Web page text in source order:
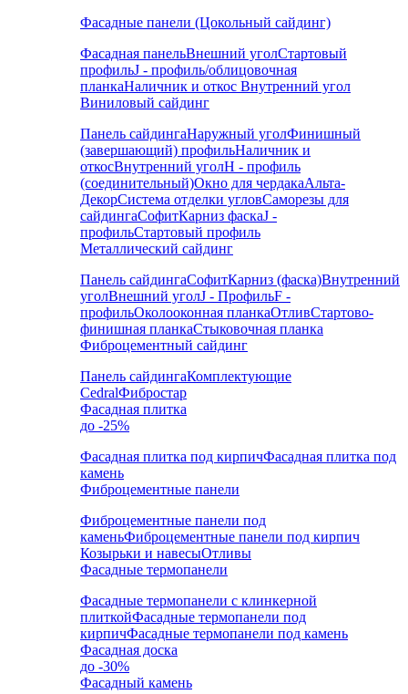
Фасадные панели (Цокольный сайдинг)
Фасадная панельВнешний уголСтартовый
профильJ - профиль/облицовочная
планкаНаличник и откос Внутренний угол
Виниловый сайдинг
Панель сайдингаНаружный уголФинишный
(завершающий) профильНаличник и
откосВнутренний уголH - профиль
(соединительный)Окно для чердакаАльта-
ДекорСистема отделки угловСаморезы для
сайдингаСофитКарниз фаскаJ -
профильСтартовый профиль
Металлический сайдинг
Панель сайдингаСофитКарниз (фаска)Внутренний
уголВнешний уголJ - ПрофильF -
профильОколооконная планкаОтливСтартово-
финишная планкаСтыковочная планка
Фиброцементный сайдинг
Панель сайдингаКомплектующие
CedralФибростар
Фасадная плитка
до -25%
Фасадная плитка под кирпичФасадная плитка под
камень
Фиброцементные панели
Фиброцементные панели под
каменьФиброцементные панели под кирпич
Козырьки и навесыОтливы
Фасадные термопанели
Фасадные термопанели с клинкерной
плиткойФасадные термопанели под
кирпичФасадные термопанели под камень
Фасадная доска
до -30%
Фасадный камень